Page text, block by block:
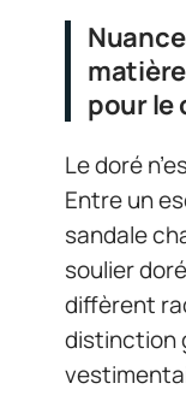
pour le
Le doré
Entre un
sandale
soulier
diffèrent
distinction